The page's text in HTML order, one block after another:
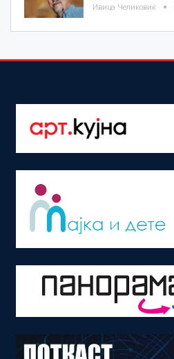
Ивица Челиковиќ